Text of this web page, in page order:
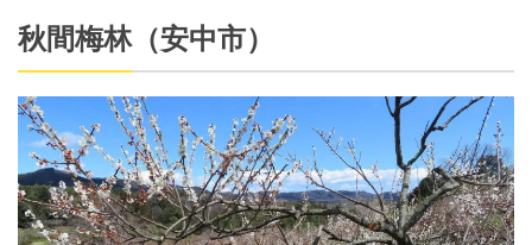
秋間梅林（安中市）